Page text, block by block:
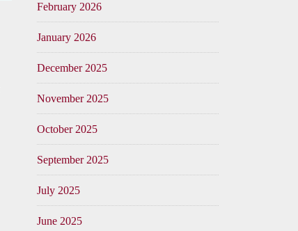
February 2026
January 2026
December 2025
November 2025
October 2025
September 2025
July 2025
June 2025